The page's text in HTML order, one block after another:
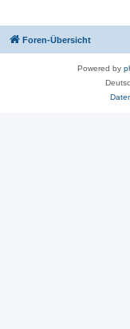
Foren-Übersicht
Powered by